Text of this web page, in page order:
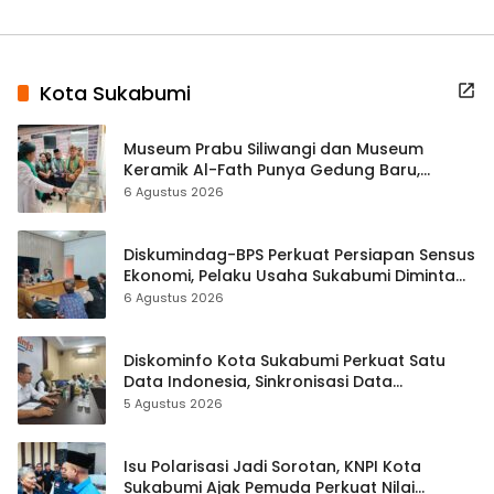
Kota Sukabumi
Museum Prabu Siliwangi dan Museum
Keramik Al-Fath Punya Gedung Baru,
Hampir 500 Koleksi Dipisahkan
6 Agustus 2026
Diskumindag-BPS Perkuat Persiapan Sensus
Ekonomi, Pelaku Usaha Sukabumi Diminta
Terbuka Beri Data
6 Agustus 2026
Diskominfo Kota Sukabumi Perkuat Satu
Data Indonesia, Sinkronisasi Data
Kewilayahan Dikebut
5 Agustus 2026
Isu Polarisasi Jadi Sorotan, KNPI Kota
Sukabumi Ajak Pemuda Perkuat Nilai